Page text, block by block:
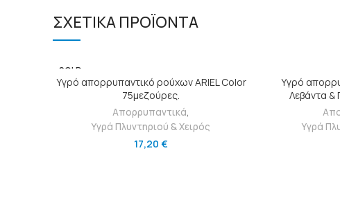
ΣΧΕΤΙΚΆ ΠΡΟΪΌΝΤΑ
SOLD
OUT
ΔΙΑΒΆΣΤΕ ΠΕΡΙΣΣΌΤΕΡΑ
Υγρό απορρυπαντικό ρούχων ARIEL Color
75μεζούρες.
Απορρυπαντικά,
Υγρά Πλυντηριού & Χειρός
17,20 €
Υγρό
Λεβάντα &
Υγρά